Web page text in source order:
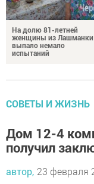
На долю 81-летней
женщины из Лашманки
выпало немало
испытаний
СОВЕТЫ И ЖИЗНЬ
Дом 12-4
получил
автор, 23 февраля